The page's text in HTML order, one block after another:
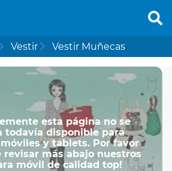
Vestir Vestir Muñecas
esta página no se
todavía disponible para
y tablets. Por favor
revisar más abajo nuestros
móvil de calidad top!